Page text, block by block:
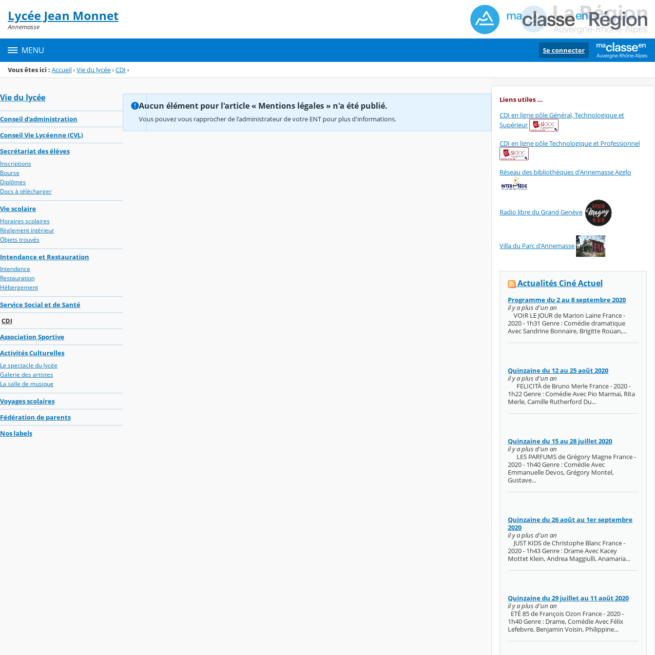
Menu de la rubrique
Contenu
Lycée Jean Monnet
Annemasse
MENU Se connecter
Vous êtes ici : Accueil›Vie du lycée›CDI ›
Vie du lycée
Conseil d'administration
Conseil Vie Lycéenne (CVL)
Secrétariat des élèves
Inscriptions
Bourse
Diplômes
Docs à télécharger
Vie scolaire
Horaires scolaires
Règlement intérieur
Objets trouvés
Intendance et Restauration
Intendance
Restauration
Hébergement
Service Social et de Santé
CDI
Association Sportive
Activités Culturelles
Le spectacle du lycée
Galerie des artistes
La salle de musique
Voyages scolaires
Fédération de parents
Nos labels
Aucun élément pour l'article « Mentions légales » n'a été publié.
Vous pouvez vous rapprocher de l'administrateur de votre ENT pour plus d'informations.
Liens utiles ...
CDI en ligne pôle Général, Technologique et
Supérieur
CDI en ligne pôle Technologique et Professionnel
Réseau des bibliothèques d'Annemasse Agglo
Radio libre du Grand Genève
Villa du Parc d'Annemasse
Actualités Ciné Actuel
Programme du 2 au 8 septembre 2020
il y a plus d'un an
VOIR LE JOUR de Marion Laine France -
2020 - 1h31 Genre : Comédie dramatique
Avec Sandrine Bonnaire, Brigitte Roüan,...
Quinzaine du 12 au 25 août 2020
il y a plus d'un an
FELICITÀ de Bruno Merle France - 2020 -
1h22 Genre : Comédie Avec Pio Marmai, Rita
Merle, Camille Rutherford Du...
Quinzaine du 15 au 28 juillet 2020
il y a plus d'un an
LES PARFUMS de Grégory Magne France -
2020 - 1h40 Genre : Comédie Avec
Emmanuelle Devos, Grégory Montel,
Gustave...
Quinzaine du 26 août au 1er septembre
2020
il y a plus d'un an
JUST KIDS de Christophe Blanc France -
2020 - 1h43 Genre : Drame Avec Kacey
Mottet Klein, Andrea Maggiulli, Anamaria...
Quinzaine du 29 juillet au 11 août 2020
il y a plus d'un an
ETÉ 85 de François Ozon France - 2020 -
1h40 Genre : Drame, Comédie Avec Félix
Lefebvre, Benjamin Voisin, Philippine...